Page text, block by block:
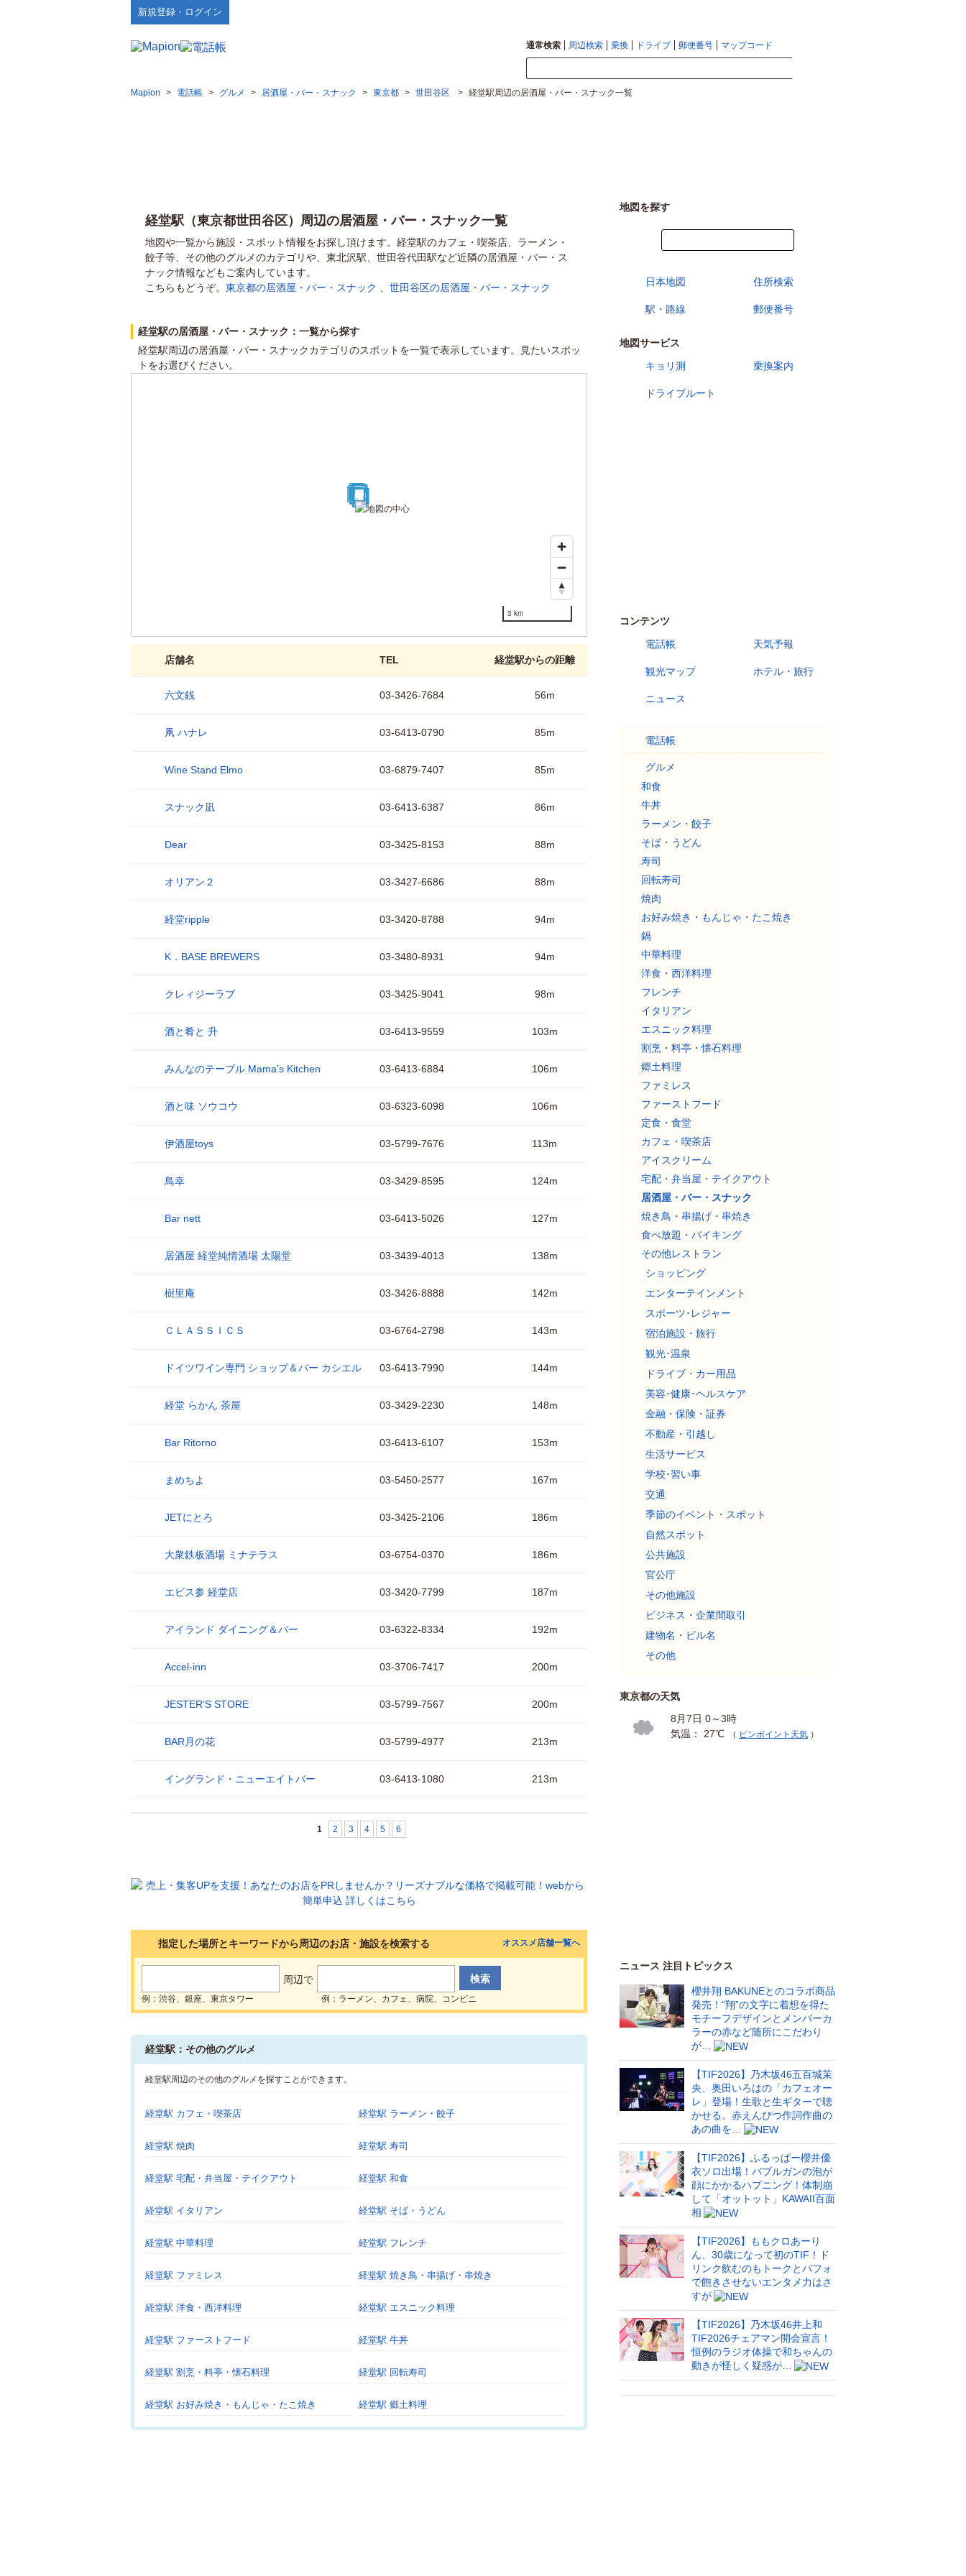
新規登録・ログイン
通常検索 周辺検索 乗換 ドライブ 郵便番号 マップコード
Mapion > 電話帳 > グルメ > 居酒屋・バー・スナック > 東京都 > 世田谷区 > 経堂駅周辺の居酒屋・バー・スナック一覧
経堂駅（東京都世田谷区）周辺の居酒屋・バー・スナック一覧
地図や一覧から施設・スポット情報をお探し頂けます。経堂駅のカフェ・喫茶店、ラーメン・
餃子等、その他のグルメのカテゴリや、東北沢駅、世田谷代田駅など近隣の居酒屋・バー・ス
ナック情報などもご案内しています。
こちらもどうぞ。 東京都の居酒屋・バー・スナック 世田谷区の居酒屋・バー・スナック
経堂駅の居酒屋・バー・スナック：一覧から探す
経堂駅周辺の居酒屋・バー・スナックカテゴリのスポットを一覧で表示しています。見たいスポッ
トをお選びください。
12
3
4
5
67
8
9
10
11
12
13
14
15
16
17
18
19
20
21
22
23
24
25
26
27
28
29
30
3 km
店舗名 TEL 経堂駅からの距離
六文銭 03-3426-7684 56m
凧 ハナレ 03-6413-0790 85m
Wine Stand Elmo 03-6879-7407 85m
スナック凪 03-6413-6387 86m
Dear 03-3425-8153 88m
オリアン２ 03-3427-6686 88m
経堂ripple 03-3420-8788 94m
K．BASE BREWERS 03-3480-8931 94m
クレィジーラブ 03-3425-9041 98m
酒と肴と 升 03-6413-9559 103m
みんなのテーブル Mama’s Kitchen 03-6413-6884 106m
酒と味 ソウコウ 03-6323-6098 106m
伊酒屋toys 03-5799-7676 113m
鳥幸 03-3429-8595 124m
Bar nett 03-6413-5026 127m
居酒屋 経堂純情酒場 太陽堂 03-3439-4013 138m
樹里庵 03-3426-8888 142m
ＣＬＡＳＳＩＣＳ 03-6764-2798 143m
ドイツワイン専門 ショップ＆バー カシエル 03-6413-7990 144m
経堂 らかん 茶屋 03-3429-2230 148m
Bar Ritorno 03-6413-6107 153m
まめちよ 03-5450-2577 167m
JETにとろ 03-3425-2106 186m
大衆鉄板酒場 ミナテラス 03-6754-0370 186m
エビス参 経堂店 03-3420-7799 187m
アイランド ダイニング＆バー 03-6322-8334 192m
Accel‐inn 03-3706-7417 200m
JESTER’S STORE 03-5799-7567 200m
BAR月の花 03-5799-4977 213m
イングランド・ニューエイトバー 03-6413-1080 213m
1 2 3 4 5 6
指定した場所とキーワードから周辺のお店・施設を検索する
周辺で
例：渋谷、銀座、東京タワー 例：ラーメン、カフェ、病院、コンビニ
オススメ店舗一覧へ
経堂駅：その他のグルメ
経堂駅周辺のその他のグルメを探すことができます。
経堂駅 カフェ・喫茶店 経堂駅 ラーメン・餃子
経堂駅 焼肉 経堂駅 寿司
経堂駅 宅配・弁当屋・テイクアウト 経堂駅 和食
経堂駅 イタリアン 経堂駅 そば・うどん
経堂駅 中華料理 経堂駅 フレンチ
経堂駅 ファミレス 経堂駅 焼き鳥・串揚げ・串焼き
経堂駅 洋食・西洋料理 経堂駅 エスニック料理
経堂駅 ファーストフード 経堂駅 牛丼
経堂駅 割烹・料亭・懐石料理 経堂駅 回転寿司
経堂駅 お好み焼き・もんじゃ・たこ焼き 経堂駅 郷土料理
地図を探す
日本地図 住所検索
駅・路線 郵便番号
地図サービス
キョリ測
乗換案内
ドライブルート
コンテンツ
電話帳
天気予報
観光マップ ホテル・旅行
ニュース
電話帳
グルメ
和食
牛丼
ラーメン・餃子
そば・うどん
寿司
回転寿司
焼肉
お好み焼き・もんじゃ・たこ焼き
鍋
中華料理
洋食・西洋料理
フレンチ
イタリアン
エスニック料理
割烹・料亭・懐石料理
郷土料理
ファミレス
ファーストフード
定食・食堂
カフェ・喫茶店
アイスクリーム
宅配・弁当屋・テイクアウト
居酒屋・バー・スナック
焼き鳥・串揚げ・串焼き
食べ放題・バイキング
その他レストラン
ショッピング
エンターテインメント
スポーツ･レジャー
宿泊施設・旅行
観光･温泉
ドライブ・カー用品
美容･健康･ヘルスケア
金融・保険・証券
不動産・引越し
生活サービス
学校･習い事
交通
季節のイベント・スポット
自然スポット
公共施設
官公庁
その他施設
ビジネス・企業間取引
建物名・ビル名
その他
東京都の天気
8月7日 0～3時
気温： 27℃
（ ピンポイント天気 ）
ニュース 注目トピックス
櫻井翔 BAKUNEとのコラボ商品
発売！“翔”の文字に着想を得た
モチーフデザインとメンバーカ
ラーの赤など随所にこだわり
が…
【TIF2026】乃木坂46五百城茉
央、奥田いろはの「カフェオー
レ」登場！生歌と生ギターで聴
かせる。赤えんぴつ作詞作曲の
あの曲を…
【TIF2026】ふるっぱー櫻井優
衣ソロ出場！バブルガンの泡が
顔にかかるハプニング！体制崩
して「オットット」KAWAII百面
相
【TIF2026】ももクロあーり
ん、30歳になって初のTIF！ド
リンク飲むのもトークとパフォ
で飽きさせないエンタメ力はさ
すが
【TIF2026】乃木坂46井上和
TIF2026チェアマン開会宣言！
恒例のラジオ体操で和ちゃんの
動きが怪しく疑惑が…